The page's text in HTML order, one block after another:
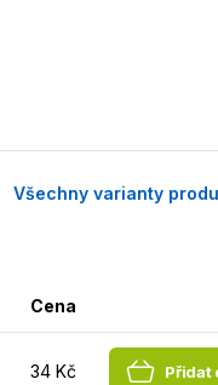
Všechny varianty
Cena
34 Kč Přidat